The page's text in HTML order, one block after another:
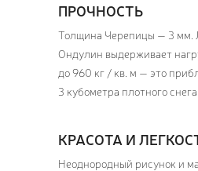
ПРОЧНОСТЬ
Толщина Черепицы — 3 мм.
Ондулин выдерживает
до 960 кг / кв. м — это
3 кубометра плотного снега.
КРАСОТА И
Неоднородный рисунок и